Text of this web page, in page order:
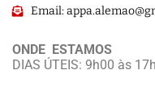
Email:
ONDE ESTAMOS
DIAS ÚTEIS: 9h00 às